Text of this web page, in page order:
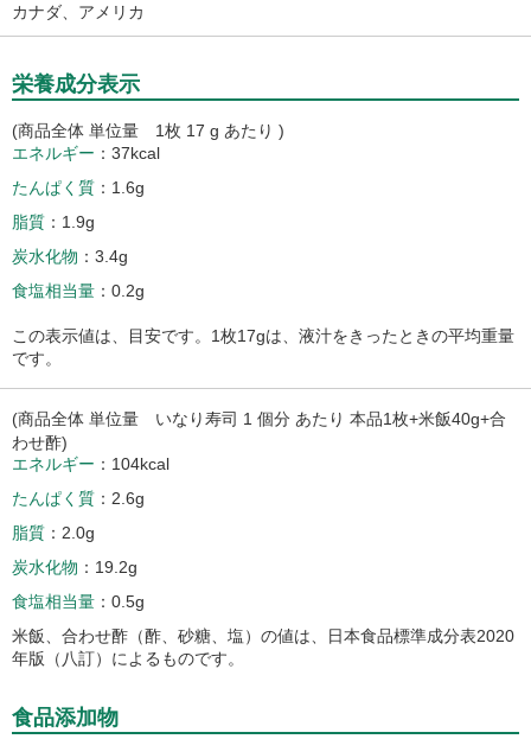
カナダ、アメリカ
栄養成分表示
(商品全体 単位量 1枚 17 g あたり )
エネルギー
37kcal
たんぱく質
1.6g
脂質
1.9g
炭水化物
3.4g
食塩相当量
0.2g
この表示値は、目安です。1枚17gは、液汁をきったときの平均重量
です。
(商品全体 単位量 いなり寿司 1 個分 あたり 本品1枚+米飯40g+合
わせ酢)
エネルギー
104kcal
たんぱく質
2.6g
脂質
2.0g
炭水化物
19.2g
食塩相当量
0.5g
米飯、合わせ酢（酢、砂糖、塩）の値は、日本食品標準成分表2020
年版（八訂）によるものです。
食品添加物